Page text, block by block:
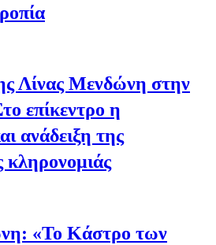
Λίνας Μενδώνη στην
επίκεντρο η
ανάδειξη της
κληρονομιάς
«Το Κάστρο των